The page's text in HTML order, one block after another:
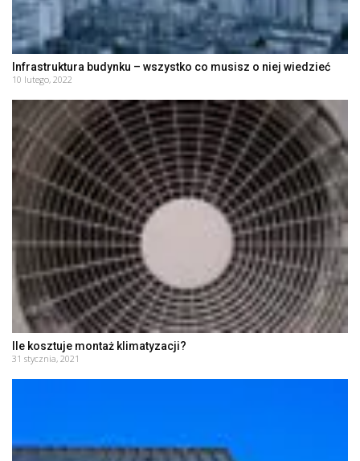
Infrastruktura budynku – wszystko co musisz o niej wiedzieć
10 lutego, 2022
Ile kosztuje montaż klimatyzacji?
31 stycznia, 2021